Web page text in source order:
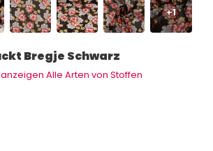
+1
Bregje Schwarz
Alle Arten von Stoffen